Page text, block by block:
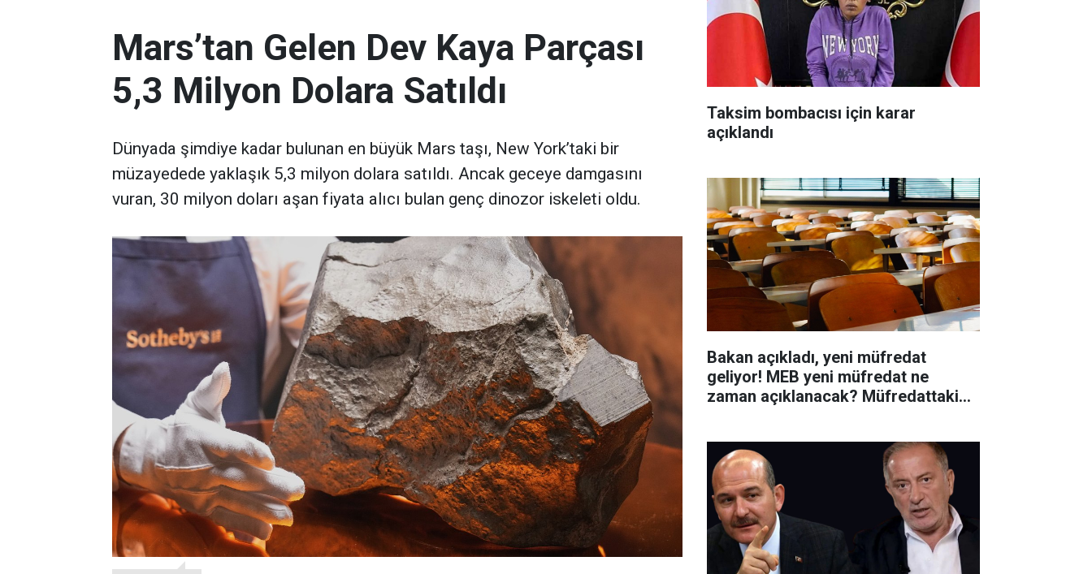
Mars’tan Gelen Dev Kaya Parçası
5,3 Milyon Dolara Satıldı
Dünyada şimdiye kadar bulunan en büyük Mars taşı, New York’taki bir
müzayedede yaklaşık 5,3 milyon dolara satıldı. Ancak geceye damgasını
vuran, 30 milyon doları aşan fiyata alıcı bulan genç dinozor iskeleti oldu.
Taksim bombacısı için karar
açıklandı
Bakan açıkladı, yeni müfredat
geliyor! MEB yeni müfredat ne
zaman açıklanacak? Müfredattaki